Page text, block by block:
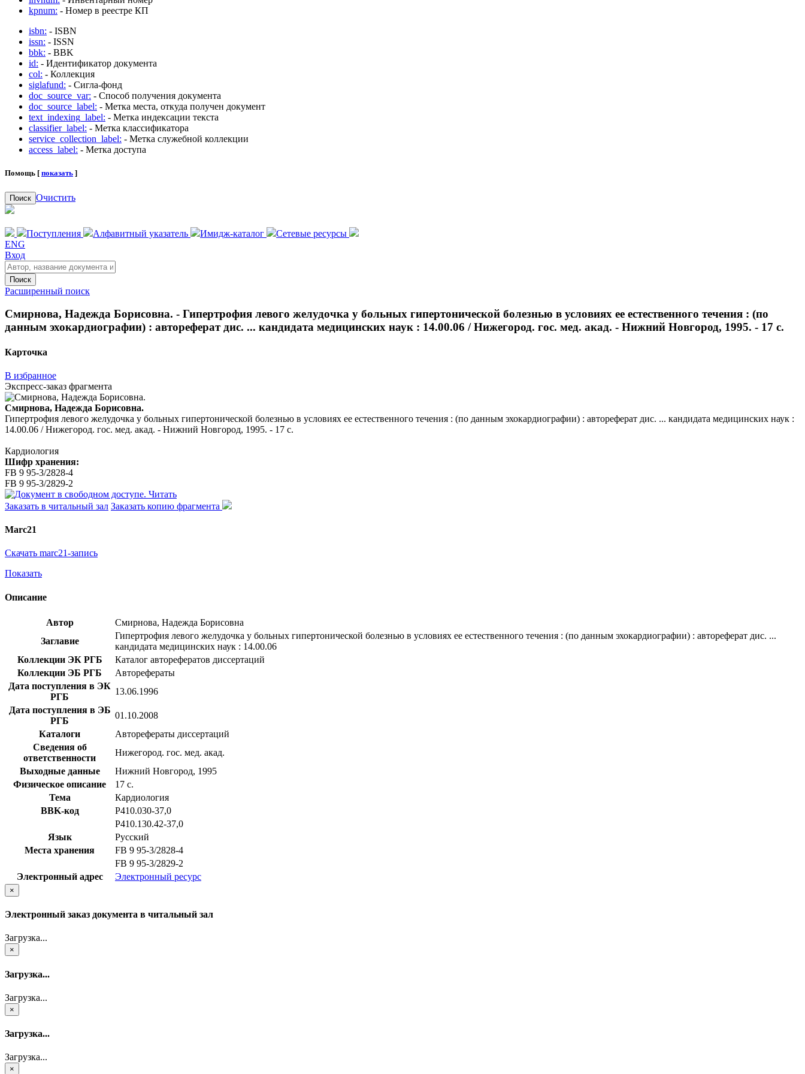
kpnum: - Номер в реестре КП
isbn: - ISBN
issn: - ISSN
bbk: - BBK
id: - Идентификатор документа
col: - Коллекция
siglafund: - Сигла-фонд
doc_source_var: - Способ получения документа
doc_source_label: - Метка места, откуда получен документ
text_indexing_label: - Метка индексации текста
classifier_label: - Метка классификатора
service_collection_label: - Метка служебной коллекции
access_label: - Метка доступа
Помощь [ показать ]
Поиск Очистить
Поступления Алфавитный указатель Имидж-каталог
Сетевые ресурсы
ENG
Вход
Поиск
Расширенный поиск
Смирнова, Надежда Борисовна. - Гипертрофия левого желудочка у больных гипертонической болезнью в условиях ее естественного течения : (по
данным эхокардиографии) : автореферат дис. ... кандидата медицинских наук : 14.00.06 / Нижегород. гос. мед. акад. - Нижний Новгород, 1995. - 17 с.
Карточка
В избранное
Экспресс-заказ фрагмента
Смирнова, Надежда Борисовна.
Гипертрофия левого желудочка у больных гипертонической болезнью в условиях ее естественного течения : (по данным эхокардиографии) : автореферат дис. ... кандидата медицинских наук :
14.00.06 / Нижегород. гос. мед. акад. - Нижний Новгород, 1995. - 17 с.
Кардиология
Шифр хранения:
FB 9 95-3/2828-4
FB 9 95-3/2829-2
Читать
Заказать в читальный зал Заказать копию фрагмента
Marc21
Скачать marc21-запись
Показать
Описание
Автор
Смирнова, Надежда Борисовна
Заглавие
Гипертрофия левого желудочка у больных гипертонической болезнью в условиях ее естественного течения : (по данным эхокардиографии) : автореферат дис. ...
кандидата медицинских наук : 14.00.06
Коллекции ЭК РГБ
Каталог авторефератов диссертаций
Коллекции ЭБ РГБ
Авторефераты
Дата поступления в ЭК
РГБ
13.06.1996
Дата поступления в ЭБ
РГБ
01.10.2008
Каталоги
Авторефераты диссертаций
Сведения об
ответственности
Нижегород. гос. мед. акад.
Выходные данные
Нижний Новгород, 1995
Физическое описание
17 с.
Тема
Кардиология
BBK-код
Р410.030-37,0
Р410.130.42-37,0
Язык
Русский
Места хранения
FB 9 95-3/2828-4
FB 9 95-3/2829-2
Электронный адрес
Электронный ресурс
×
Электронный заказ документа в читальный зал
Загрузка...
×
Загрузка...
Загрузка...
×
Загрузка...
Загрузка...
×